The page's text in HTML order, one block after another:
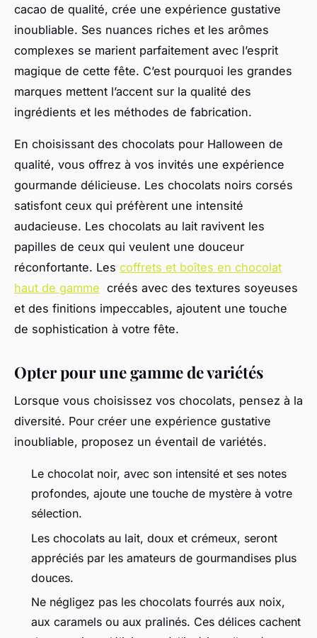
cacao de qualité, crée une expérience gustative
inoubliable. Ses nuances riches et les arômes
complexes se marient parfaitement avec l’esprit
magique de cette fête. C’est pourquoi les grandes
marques mettent l’accent sur la qualité des
ingrédients et les méthodes de fabrication.
En choisissant des chocolats pour Halloween de
qualité, vous offrez à vos invités une expérience
gourmande délicieuse. Les chocolats noirs corsés
satisfont ceux qui préfèrent une intensité
audacieuse. Les chocolats au lait ravivent les
papilles de ceux qui veulent une douceur
réconfortante. Les coffrets et boîtes en chocolat
haut de gamme créés avec des textures soyeuses
et des finitions impeccables, ajoutent une touche
de sophistication à votre fête.
Opter pour une gamme de variétés
Lorsque vous choisissez vos chocolats, pensez à la
diversité. Pour créer une expérience gustative
inoubliable, proposez un éventail de variétés.
Le chocolat noir, avec son intensité et ses notes
profondes, ajoute une touche de mystère à votre
sélection.
Les chocolats au lait, doux et crémeux, seront
appréciés par les amateurs de gourmandises plus
douces.
Ne négligez pas les chocolats fourrés aux noix,
aux caramels ou aux pralinés. Ces délices cachent